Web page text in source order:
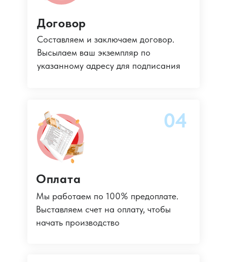
Мы работаем по 100% предоплате.
Выставляем счет на оплату, чтобы
начать производство
Оплата
04
Составляем и заключаем договор.
Высылаем ваш экземпляр по
указанному адресу для подписания
Договор